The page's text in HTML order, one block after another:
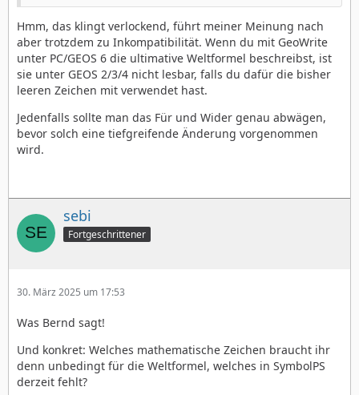
Hmm, das klingt verlockend, führt meiner Meinung nach
aber trotzdem zu Inkompatibilität. Wenn du mit GeoWrite
unter PC/GEOS 6 die ultimative Weltformel beschreibst, ist
sie unter GEOS 2/3/4 nicht lesbar, falls du dafür die bisher
leeren Zeichen mit verwendet hast.
Jedenfalls sollte man das Für und Wider genau abwägen,
bevor solch eine tiefgreifende Änderung vorgenommen
wird.
sebi
Fortgeschrittener
30. März 2025 um 17:53
Was Bernd sagt!
Und konkret: Welches mathematische Zeichen braucht ihr
denn unbedingt für die Weltformel, welches in SymbolPS
derzeit fehlt?